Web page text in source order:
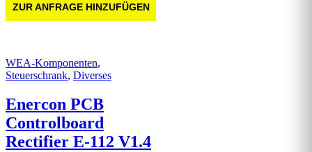
ZUR ANFRAGE HINZUFÜGEN
WEA-Komponenten,
Steuerschrank, Diverses
Enercon PCB
Controlboard
Rectifier E-112 V1.4